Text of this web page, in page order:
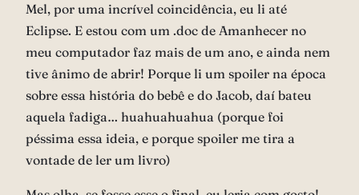
Mel, por uma incrível coincidência, eu li até
Eclipse. E estou com um .doc de Amanhecer no
meu computador faz mais de um ano, e ainda nem
tive ânimo de abrir! Porque li um spoiler na época
sobre essa história do bebê e do Jacob, daí bateu
aquela fadiga… huahuahuahua (porque foi
péssima essa ideia, e porque spoiler me tira a
vontade de ler um livro)